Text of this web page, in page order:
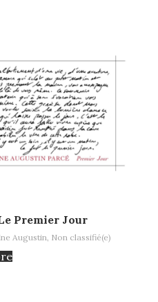
Premier Jour
Augustin, Non classifié(e)